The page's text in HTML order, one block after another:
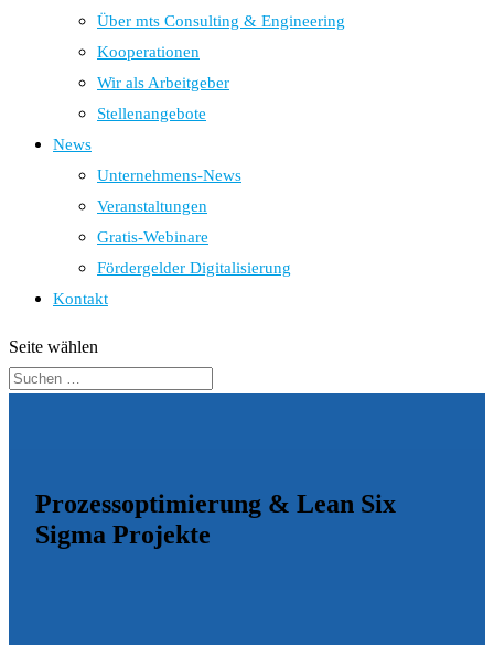
Über mts Consulting & Engineering
Kooperationen
Wir als Arbeitgeber
Stellenangebote
News
Unternehmens-News
Veranstaltungen
Gratis-Webinare
Fördergelder Digitalisierung
Kontakt
Seite wählen
Prozessoptimierung & Lean Six
Sigma Projekte